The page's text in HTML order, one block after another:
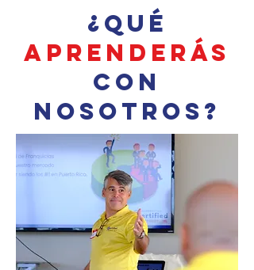
¿QuÉ
APRENDERÁS
CON
NOSOTROS?